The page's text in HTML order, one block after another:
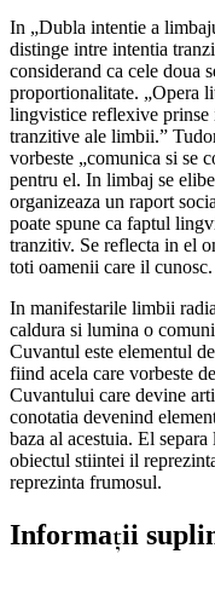
In „Dubla intentie a
distinge intre intentia
considerand ca cele doua
proportionalitate. „Opera
lingvistice reflexive prinse
tranzitive ale limbii.”
vorbeste „comunica si se
pentru el. In limbaj se
organizeaza un raport
poate spune ca faptul
tranzitiv. Se reflecta in el
toti oamenii care il cunosc.
In manifestarile limbii
caldura si lumina o
Cuvantul este elementul
fiind acela care vorbeste
Cuvantului care devine
conotatia devenind
baza al acestuia. El
obiectul stiintei il
reprezinta frumosul.
Informații